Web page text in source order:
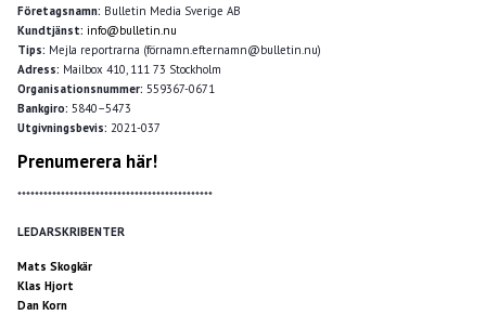
Företagsnamn: Bulletin Media Sverige AB
Kundtjänst: info@bulletin.nu
Tips: Mejla reportrarna (förnamn.efternamn@bulletin.nu)
Adress: Mailbox 410, 111 73 Stockholm
Organisationsnummer: 559367-0671
Bankgiro: 5840–5473
Utgivningsbevis: 2021-037
Prenumerera här!
*********************************************
LEDARSKRIBENTER
Mats Skogkär
Klas Hjort
Dan Korn